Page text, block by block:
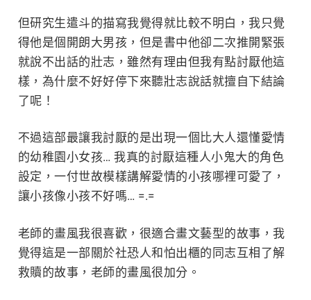
但研究生遣斗的描寫我覺得就比較不明白，我只覺
得他是個開朗大男孩，但是書中他卻二次推開緊張
就說不出話的壯志，雖然有理由但我有點討厭他這
樣，為什麼不好好停下來聽壯志說話就擅自下結論
了呢！
不過這部最讓我討厭的是出現一個比大人還懂愛情
的幼稚園小女孩… 我真的討厭這種人小鬼大的角色
設定，一付世故模樣講解愛情的小孩哪裡可愛了，
讓小孩像小孩不好嗎… =.=
老師的畫風我很喜歡，很適合畫文藝型的故事，我
覺得這是一部關於社恐人和怕出櫃的同志互相了解
救贖的故事，老師的畫風很加分。